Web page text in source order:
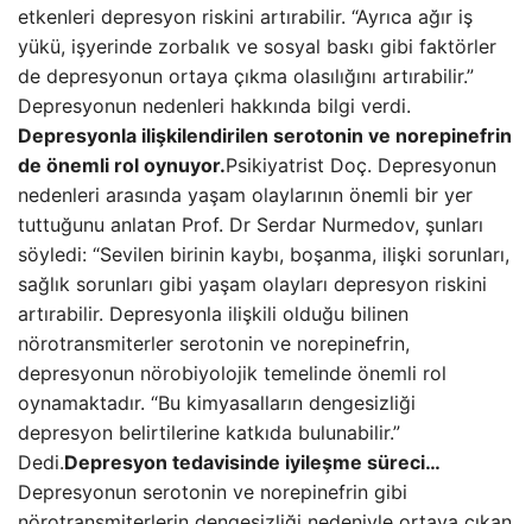
etkenleri depresyon riskini artırabilir. “Ayrıca ağır iş
yükü, işyerinde zorbalık ve sosyal baskı gibi faktörler
de depresyonun ortaya çıkma olasılığını artırabilir.”
Depresyonun nedenleri hakkında bilgi verdi.
Depresyonla ilişkilendirilen serotonin ve norepinefrin
de önemli rol oynuyor.Psikiyatrist Doç. Depresyonun
nedenleri arasında yaşam olaylarının önemli bir yer
tuttuğunu anlatan Prof. Dr Serdar Nurmedov, şunları
söyledi: “Sevilen birinin kaybı, boşanma, ilişki sorunları,
sağlık sorunları gibi yaşam olayları depresyon riskini
artırabilir. Depresyonla ilişkili olduğu bilinen
nörotransmiterler serotonin ve norepinefrin,
depresyonun nörobiyolojik temelinde önemli rol
oynamaktadır. “Bu kimyasalların dengesizliği
depresyon belirtilerine katkıda bulunabilir.”
Dedi.Depresyon tedavisinde iyileşme süreci…
Depresyonun serotonin ve norepinefrin gibi